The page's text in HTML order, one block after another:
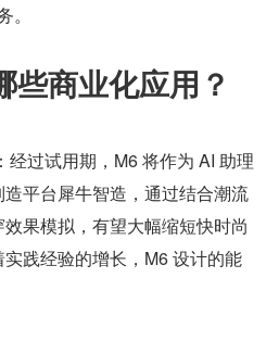
些商业化应用？
：经过试用期，M6 将作为 AI 助理
平台犀牛智造，通过结合潮流
果模拟，有望大幅缩短快时尚
践经验的增长，M6 设计的能